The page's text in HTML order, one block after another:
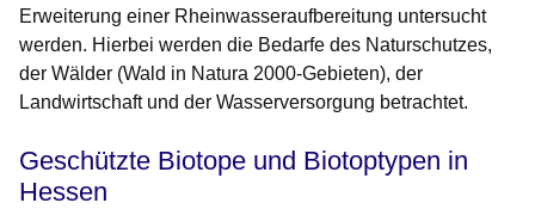
Erweiterung einer Rheinwasseraufbereitung untersucht
werden. Hierbei werden die Bedarfe des Naturschutzes,
der Wälder (Wald in Natura 2000-Gebieten), der
Landwirtschaft und der Wasserversorgung betrachtet.
Geschützte Biotope und Biotoptypen in
Hessen